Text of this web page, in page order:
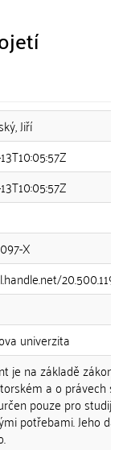
Jiří
X
univerzita
je na základě zákona
a o právech
pouze pro
potřebami. Jeho